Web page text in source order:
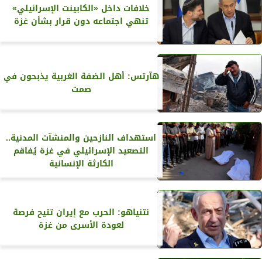
خلافات داخل «الكابينت الإسرائيلي»
تنهي اجتماعه دون قرار بشأن غزة
هآرتس: أهل الضفة الغربية يذبحون في
صمت
استهداف النازحين والمنشآت المدنية..
التصعيد الإسرائيلي في غزة يُفاقم
الكارثة الإنسانية
نتنياهو: الحرب مع إيران تتيح فرصة
لعودة الأسرى من غزة